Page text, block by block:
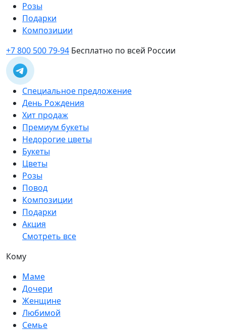
Розы
Подарки
Композиции
+7 800 500 79-94 Бесплатно по всей России
Специальное предложение
День Рождения
Хит продаж
Премиум букеты
Недорогие цветы
Букеты
Цветы
Розы
Повод
Композиции
Подарки
Акция
Смотреть все
Кому
Маме
Дочери
Женщине
Любимой
Семье